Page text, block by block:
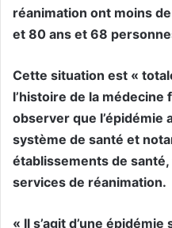
réanimation ont moins
et 80 ans et 68
Cette situation est «
l’histoire de la
observer que l’épidémie
système de santé et
établissements de
services de réanimation.
« Il s’agit d’une